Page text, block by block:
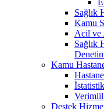
Sağlık
Kamu
Acil ve
Sağlık
Kamu
Destek